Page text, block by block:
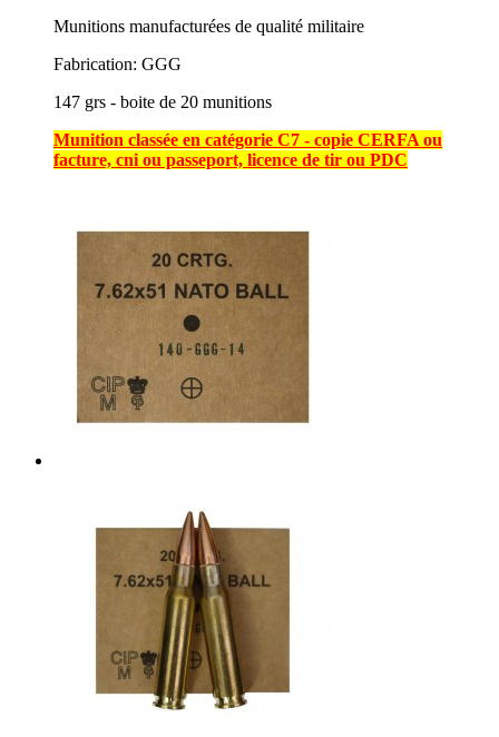
Munitions manufacturées de qualité militaire
Fabrication: GGG
147 grs - boite de 20 munitions
Munition classée en catégorie C7 - copie CERFA ou
facture, cni ou passeport, licence de tir ou PDC